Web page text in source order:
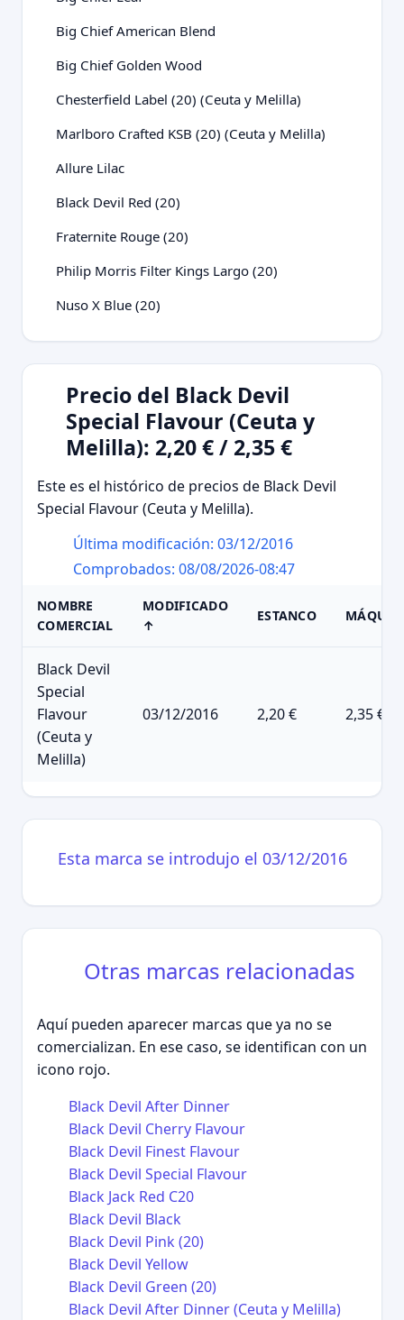
Big Chief American Blend
Big Chief Golden Wood
Chesterfield Label (20) (Ceuta y Melilla)
Marlboro Crafted KSB (20) (Ceuta y Melilla)
Allure Lilac
Black Devil Red (20)
Fraternite Rouge (20)
Philip Morris Filter Kings Largo (20)
Nuso X Blue (20)
Precio del Black Devil
Special Flavour (Ceuta y
Melilla): 2,20 € / 2,35 €
Este es el histórico de precios de Black Devil
Special Flavour (Ceuta y Melilla).
Última modificación: 03/12/2016
Comprobados: 08/08/2026-08:47
NOMBRE
COMERCIAL
MODIFICADO
↑
ESTANCO
Black Devil
Special
Flavour
(Ceuta y
Melilla)
03/12/2016 2,20 € 2,35 €
Esta marca se introdujo el 03/12/2016
Otras marcas relacionadas
Aquí pueden aparecer marcas que ya no se
comercializan. En ese caso, se identifican con un
icono rojo.
Black Devil After Dinner
Black Devil Cherry Flavour
Black Devil Finest Flavour
Black Devil Special Flavour
Black Jack Red C20
Black Devil Black
Black Devil Pink (20)
Black Devil Yellow
Black Devil Green (20)
Black Devil After Dinner (Ceuta y Melilla)